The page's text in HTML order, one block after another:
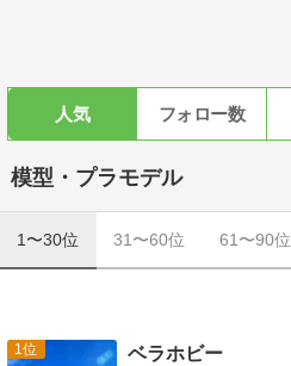
人気 フォロー数
模型・プラモデル
1〜30位 31〜60位 61〜90位
1 ベラホビー